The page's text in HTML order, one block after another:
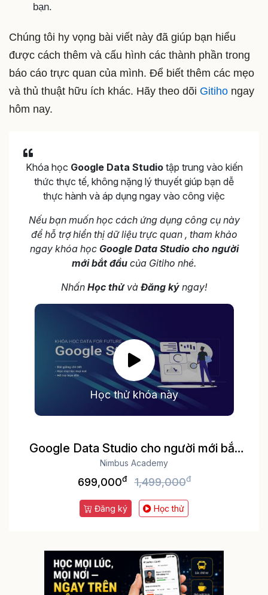
bạn.
Chúng tôi hy vọng bài viết này đã giúp bạn hiểu
được cách thêm và cấu hình các thành phần trong
báo cáo trực quan của mình. Để biết thêm các mẹo
và thủ thuật hữu ích khác. Hãy theo dõi Gitiho ngay
hôm nay.
Khóa học Google Data Studio tập trung vào kiến
thức thực tế, không nặng lý thuyết giúp bạn dễ
thực hành và áp dụng ngay vào công việc
Nếu bạn muốn học cách ứng dụng công cụ này
để hỗ trợ hiển thị dữ liệu trực quan , tham khảo
ngay khóa họcGoogle Data Studio cho người
mới bắt đầu của Gitiho nhé.
Nhấn Học thửvà Đăng ký ngay!
Học thử khóa này
Google Data Studio cho người mới bắt
đầu
Nimbus Academy
699,000đ 1,499,000đ
Đăng ký Học thử